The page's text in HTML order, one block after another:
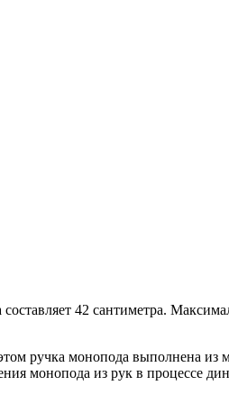
42 сантиметра.
ручка монопода выполнена из
монопода из рук в процессе